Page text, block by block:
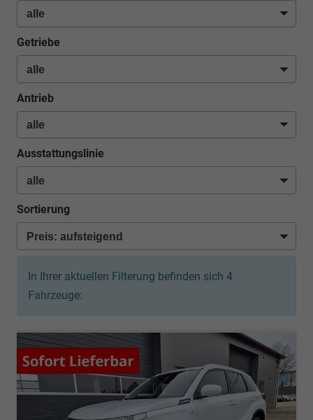
Getriebe
Antrieb
Ausstattungslinie
Sortierung
In Ihrer aktuellen Filterung befinden sich 4
Fahrzeuge: